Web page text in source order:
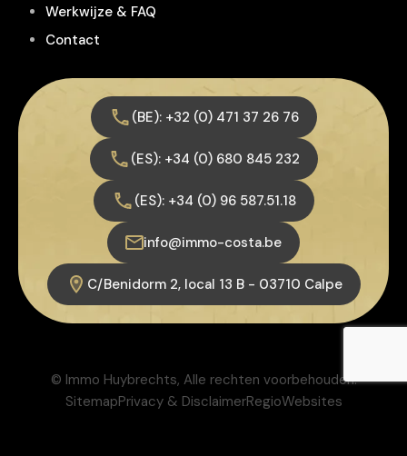
Werkwijze & FAQ
Contact
(BE): +32 (0) 471 37 26 76
(ES): +34 (0) 680 845 232
(ES): +34 (0) 96 587.51.18
info@immo-costa.be
C/Benidorm 2, local 13 B - 03710 Calpe
© Immo Huybrechts, Alle rechten voorbehouden.
SitemapPrivacy & DisclaimerRegioWebsites